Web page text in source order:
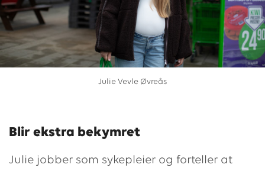
Julie Vevle Øvreås
Blir ekstra bekymret
Julie jobber som sykepleier og forteller at